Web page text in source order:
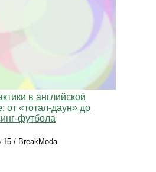
в английской
от «тотал‑даун» до
15 / BreakModa